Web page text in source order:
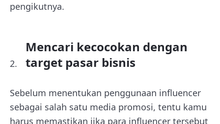
pengikutnya.
Mencari kecocokan dengan
target pasar bisnis
Sebelum menentukan penggunaan influencer
sebagai salah satu media promosi, tentu kamu
harus memastikan jika para influencer tersebut